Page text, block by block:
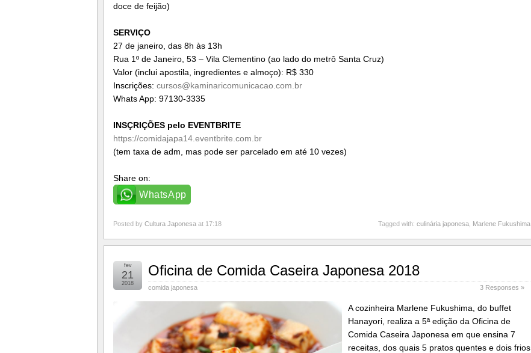
doce de feijão)
SERVIÇO
27 de janeiro, das 8h às 13h
Rua 1º de Janeiro, 53 – Vila Clementino (ao lado do metrô Santa Cruz)
Valor (inclui apostila, ingredientes e almoço): R$ 330
Inscrições: cursos@kaminaricomunicacao.com.br
Whats App: 97130-3335
INSÇRIÇÕES pelo EVENTBRITE
https://comidajapa14. eventbrite.com.br
(tem taxa de adm, mas pode ser parcelado em até 10 vezes)
Share on:
WhatsApp
Posted by Cultura Japonesa at 17:18 Tagged with: culinária japonesa Marlene Fukushima
Oficina de Comida Caseira Japonesa 2018
comida japonesa 3 Responses »
fev
21
2018
A cozinheira Marlene Fukushima, do buffet
Hanayori, realiza a 5ª edição da Oficina de
Comida Caseira Japonesa em que ensina 7
receitas, dos quais 5 pratos quentes e dois frios